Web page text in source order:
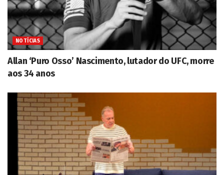
NOTÍCIAS
Allan ‘Puro Osso’ Nascimento, lutador do UFC, morre
aos 34 anos